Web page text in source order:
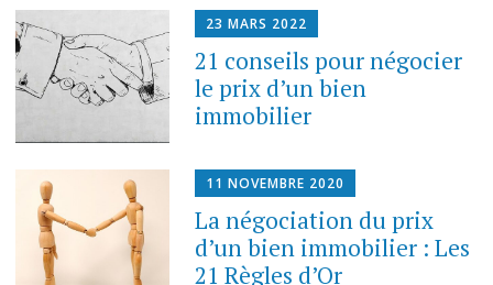
23 MARS 2022
21 conseils pour négocier
le prix d’un bien
immobilier
11 NOVEMBRE 2020
La négociation du prix
d’un bien immobilier : Les
21 Règles d’Or